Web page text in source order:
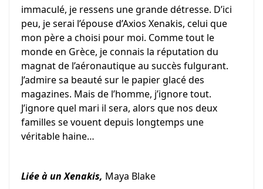
immaculé, je ressens une grande détresse. D’ici
peu, je serai l’épouse d’Axios Xenakis, celui que
mon père a choisi pour moi. Comme tout le
monde en Grèce, je connais la réputation du
magnat de l’aéronautique au succès fulgurant.
J’admire sa beauté sur le papier glacé des
magazines. Mais de l’homme, j’ignore tout.
J’ignore quel mari il sera, alors que nos deux
familles se vouent depuis longtemps une
véritable haine…
Liée à un Xenakis, Maya Blake